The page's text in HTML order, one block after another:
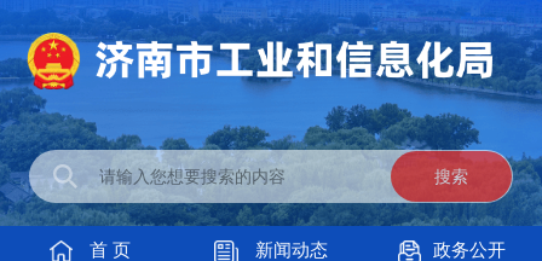
首 页 新闻动态 政务公开